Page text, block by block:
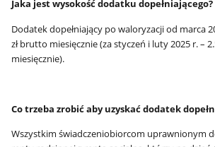
Jaka jest wysokość dodatku dopełniającego?
Dodatek dopełniający po waloryzacji od marca
zł brutto miesięcznie (za styczeń i luty 2025 r. –
miesięcznie).
Co trzeba zrobić aby uzyskać dodatek
Wszystkim świadczeniobiorcom uprawnionym